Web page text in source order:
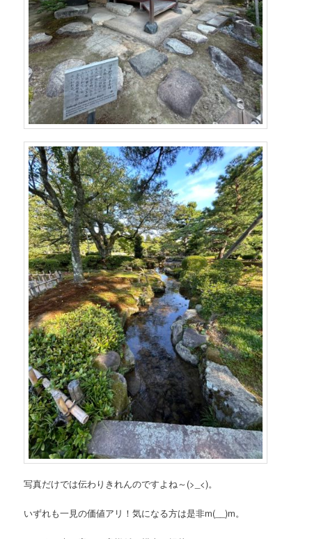
写真だけでは伝わりきれんのですよね～(>_<)。
いずれも一見の価値アリ！気になる方は是非m(__)m。